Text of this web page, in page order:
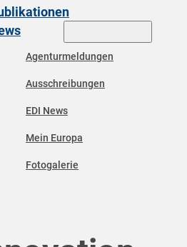
Agenturmeldungen
Ausschreibungen
EDI News
Mein Europa
Fotogalerie